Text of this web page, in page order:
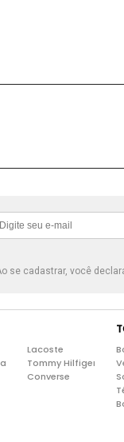
se cadastrar, você
Lacoste
Tommy Hilfiger
Converse